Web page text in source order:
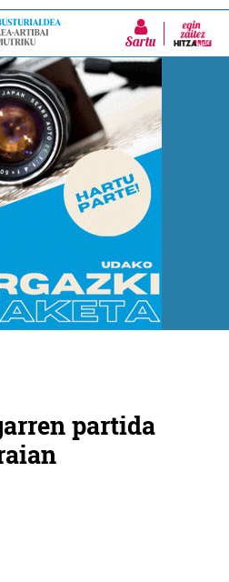
Sartu
partida